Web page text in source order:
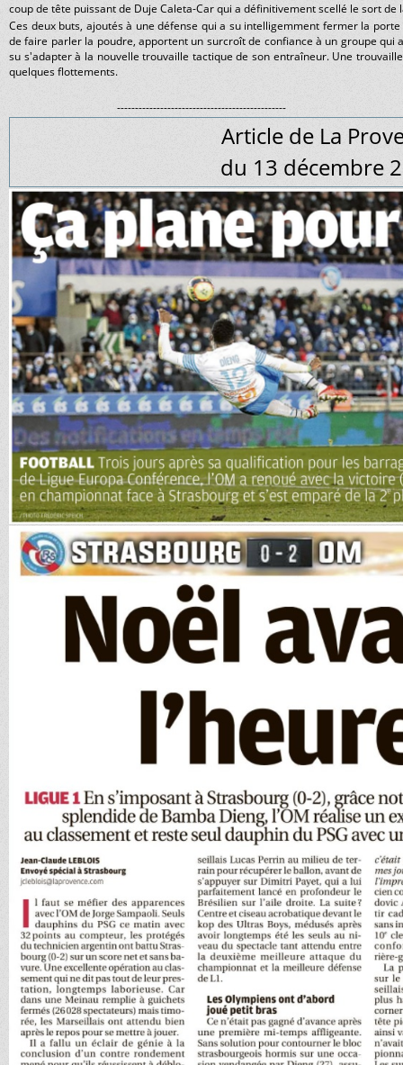
coup de tête puissant de Duje Caleta-Car qui a définitivement scellé le sort de
Ces deux buts, ajoutés à une défense qui a su intelligemment fermer la
de faire parler la poudre, apportent un surcroît de confiance à un groupe qui
su s'adapter à la nouvelle trouvaille tactique de son entraîneur. Une
quelques flottements.
-----------------------------------------------
Article de La
du 13 décembre